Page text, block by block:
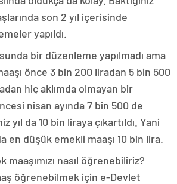
son 2 yıl içerisinde
yapıldı.
bir düzenleme yapılmadı ama
önce 3 bin 200 liradan 5 bin 500
hiç aklımda olmayan bir
nisan ayında 7 bin 500 de
yıl da 10 bin liraya çıkartıldı. Yani
en düşük emekli maaşı 10 bin lira.
maaşımızı nasıl öğrenebiliriz?
öğrenebilmek için e-Devlet